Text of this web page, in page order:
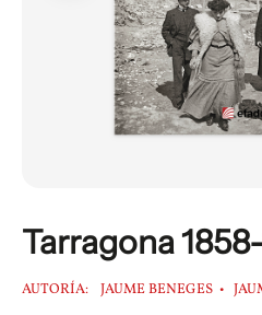
Tarragona
AUTORÍA: JAUME BENEGES